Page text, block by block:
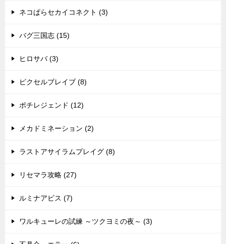
ネコぱらセカイコネクト (3)
バグ三国志 (15)
ヒロサバ (3)
ピクセルブレイブ (8)
ポチレジェンド (12)
メカドミネーション (2)
ラストアサイラムプレイグ (8)
リセマラ攻略 (27)
ルミナアビス (7)
ワルキューレの試練 ～ツクヨミの夜～ (3)